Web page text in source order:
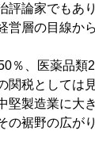
評論家でもあ
営層の目線か
％、医薬品類
関税としては
堅製造業に大
の裾野の広が